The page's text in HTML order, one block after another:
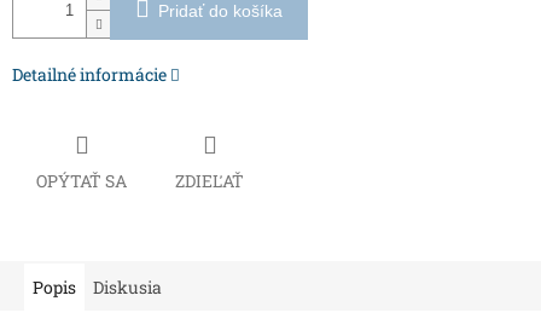
Pridať do košíka
Detailné informácie
OPÝTAŤ SA ZDIEĽAŤ
Popis Diskusia